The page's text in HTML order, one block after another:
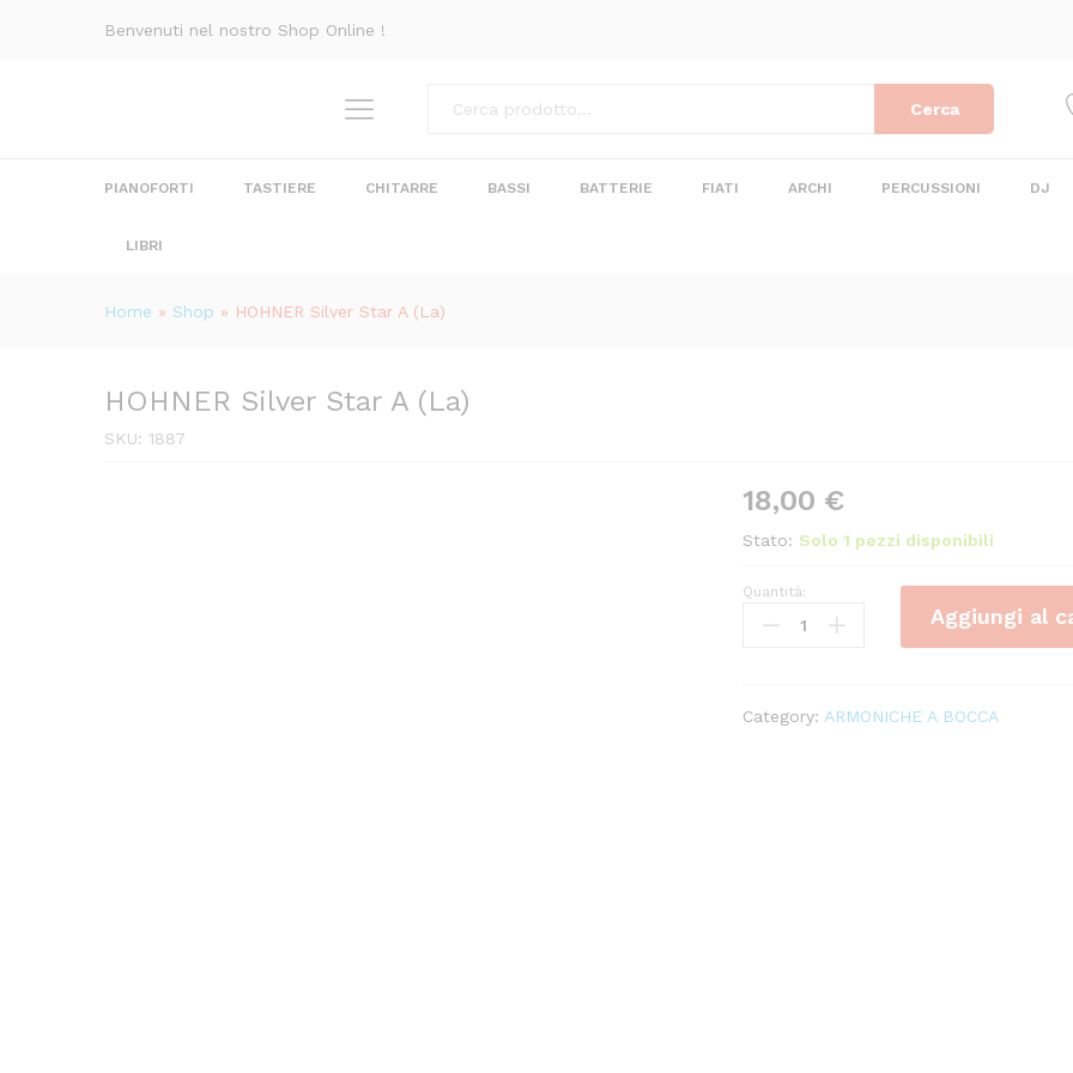
Benvenuti nel nostro Shop Online !
Categorie Cerca
PIANOFORTI TASTIERE CHITARRE BASSI BATTERIE FIATI ARCHI PERCUSSIONI DJ
LIBRI
Home » Shop » HOHNER Silver Star A (La)
HOHNER Silver Star A (La)
SKU: 1887
18,00 €
Stato: Solo 1 pezzi disponibili
HOHNER
Silver
quantity
Quantità:
Aggiungi al
Category: ARMONICHE A BOCCA
HOHNER Silver Star A (La)